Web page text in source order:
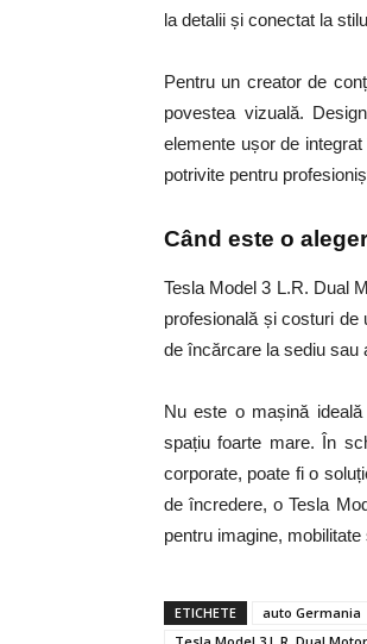
la detalii și conectat la
Pentru un creator de
povestea vizuală.
elemente ușor de
potrivite pentru
Când este o
Tesla Model 3 L.R. Dual
profesională și costuri
de încărcare la sediu sau
Nu este o mașină
spațiu foarte mare. În
corporate, poate fi o
de încredere, o Tesla
pentru imagine, mobilitate
ETICHETE auto Germania